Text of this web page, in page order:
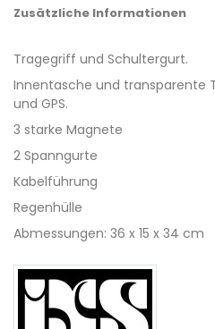
Zusätzliche Informationen
Tragegriff und Schultergurt.
Innentasche und transparente
und GPS.
3 starke Magnete
2 Spanngurte
Kabelführung
Regenhülle
Abmessungen: 36 x 15 x 34 cm